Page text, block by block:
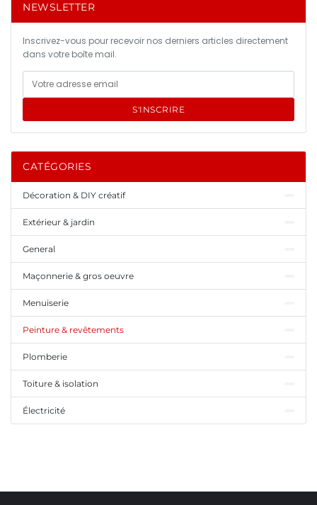
NEWSLETTER
Inscrivez-vous pour recevoir nos derniers articles directement
dans votre boîte mail.
S'INSCRIRE
CATÉGORIES
Décoration & DIY créatif
Extérieur & jardin
General
Maçonnerie & gros oeuvre
Menuiserie
Peinture & revêtements
Plomberie
Toiture & isolation
Électricité